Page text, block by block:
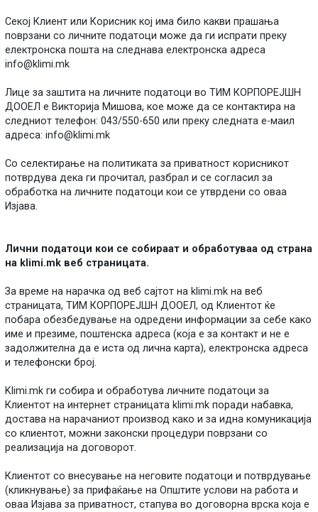
Секој Клиент или Корисник кој има било какви прашања
поврзани со личните податоци може да ги испрати преку
електронска пошта на следнава електронска адреса
info@klimi.mk
Лице за заштита на личните податоци во ТИМ КОРПОРЕЈШН
ДООЕЛ е Викторија Мишова, кое може да се контактира на
следниот телефон: 043/550-650 или преку следната е-маил
адреса: info@klimi.mk
Со селектирање на политиката за приватност корисникот
потврдува дека ги прочитал, разбрал и се согласил за
обработка на личните податоци кои се утврдени со оваа
Изјава.
Лични податоци кои се собираат и обработуваа од страна
на klimi.mk веб страницата.
За време на нарачка од веб сајтот на klimi.mk на веб
страницата, ТИМ КОРПОРЕЈШН ДООЕЛ, од Клиентот ќе
побара обезбедување на одредени информации за себе како
име и презиме, поштенска адреса (која е за контакт и не е
задолжителна да е иста од лична карта), електронска адреса
и телефонски број.
Klimi.mk ги собира и обработува личните податоци за
Клиентот на интернет страницата klimi.mk поради набавка,
достава на нарачаниот производ како и за идна комуникација
со клиентот, можни законски процедури поврзани со
реализација на договорот.
Клиентот со внесување на неговите податоци и потврдување
(кликнување) за прифаќање на Општите услови на работа и
оваа Изјава за приватност, стапува во договорна врска која е